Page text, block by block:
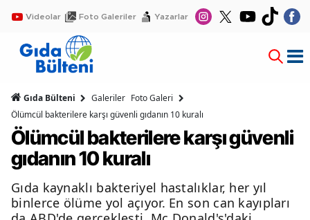
Videolar Foto Galeriler Yazarlar
Gıda Bülteni Galeriler Foto Galeri
Ölümcül bakterilere karşı güvenli gıdanın 10 kuralı
Ölümcül bakterilere karşı güvenli
gıdanın 10 kuralı
Gıda kaynaklı bakteriyel hastalıklar, her yıl
binlerce ölüme yol açıyor. En son can kayıpları